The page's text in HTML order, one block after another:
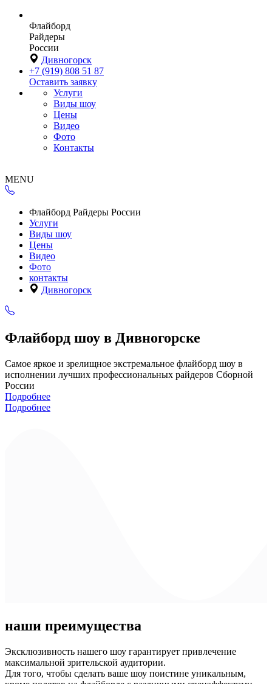
Флайборд
Райдеры
России
Дивногорск
+7 (919) 808 51 87
Оставить заявку
Услуги
Виды шоу
Цены
Видео
Фото
Контакты
MENU
Флайборд Райдеры России
Услуги
Виды шоу
Цены
Видео
Фото
контакты
Дивногорск
Флайборд шоу в Дивногорске
Самое яркое и зрелищное экстремальное флайборд шоу в
исполнении лучших профессиональных райдеров Сборной
России
Подробнее
Подробнее
наши преимущества
Эксклюзивность нашего шоу гарантирует привлечение
максимальной зрительской аудитории.
Для того, чтобы сделать ваше шоу поистине уникальным,